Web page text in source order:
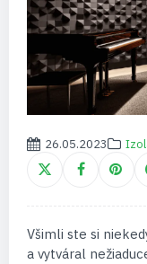
26.05.2023
Všimli ste si
a vytváral